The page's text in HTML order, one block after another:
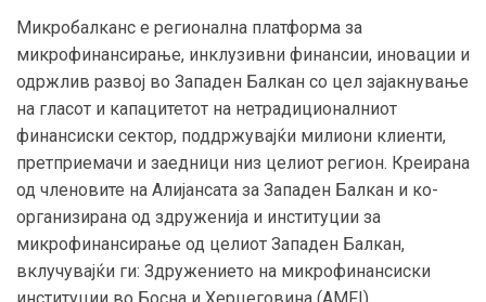
Микробалканс е регионална платформа за
микрофинансирање, инклузивни финансии, иновации и
одржлив развој во Западен Балкан со цел зајакнување
на гласот и капацитетот на нетрадиционалниот
финансиски сектор, поддржувајќи милиони клиенти,
претприемачи и заедници низ целиот регион. Креирана
од членовите на Алијансата за Западен Балкан и ко-
организирана од здруженија и институции за
микрофинансирање од целиот Западен Балкан,
вклучувајќи ги: Здружението на микрофинансиски